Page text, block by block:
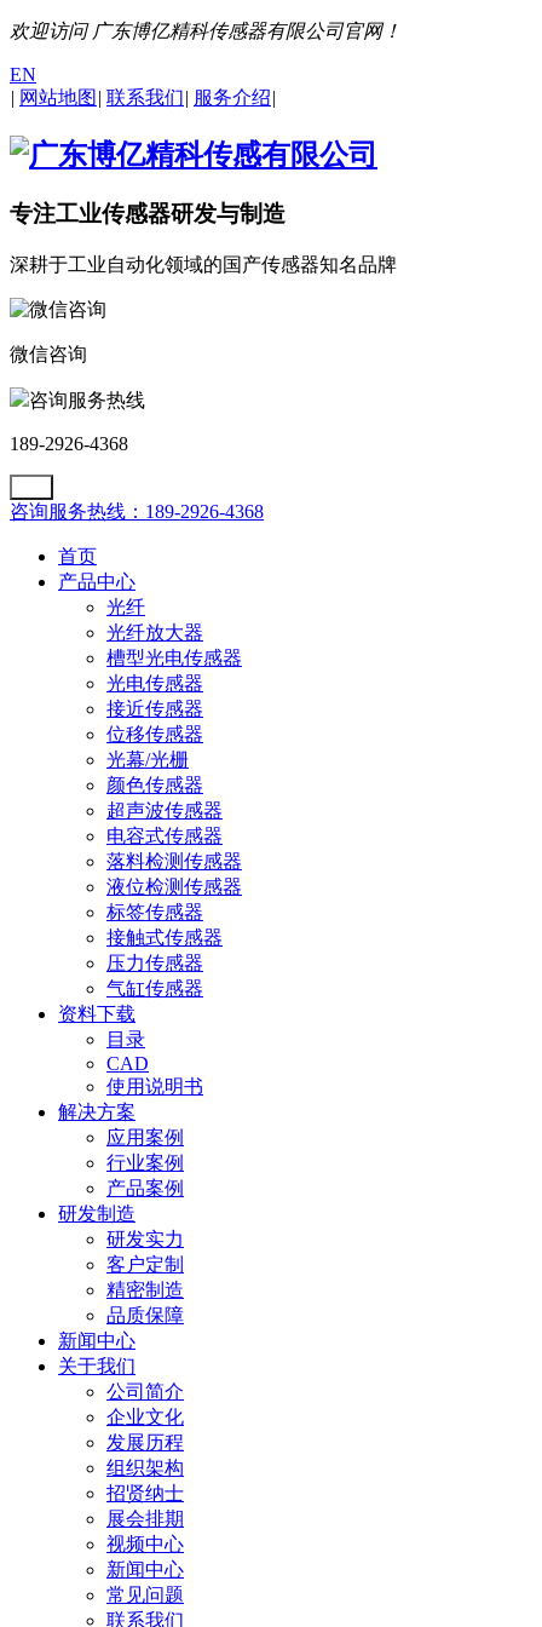
欢迎访问 广东博亿精科传感器有限公司官网！
EN
| 网站地图 | 联系我们| 服务介绍|
专注工业传感器研发与制造
深耕于工业自动化领域的国产传感器知名品牌
微信咨询
咨询服务热线
189-2926-4368
咨询服务热线：189-2926-4368
首页
产品中心
光纤
光纤放大器
槽型光电传感器
光电传感器
接近传感器
位移传感器
光幕/光栅
颜色传感器
超声波传感器
电容式传感器
落料检测传感器
液位检测传感器
标签传感器
接触式传感器
压力传感器
气缸传感器
资料下载
目录
CAD
使用说明书
解决方案
应用案例
行业案例
产品案例
研发制造
研发实力
客户定制
精密制造
品质保障
新闻中心
关于我们
公司简介
企业文化
发展历程
组织架构
招贤纳士
展会排期
视频中心
新闻中心
常见问题
联系我们